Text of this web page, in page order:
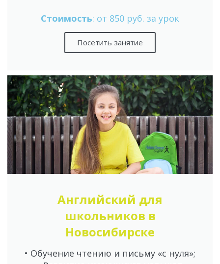
Стоимость: от 850 руб. за урок
Посетить занятие
Английский для
школьников в
Новосибирске
• Обучение чтению и письму «с нуля»;